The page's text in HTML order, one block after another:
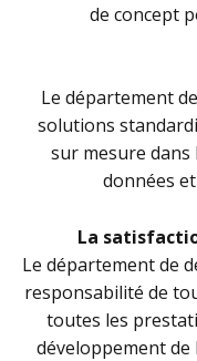
de concept
Le département
solutions
sur mesure dans
données
La
Le département de
responsabilité de
toutes les
développement de